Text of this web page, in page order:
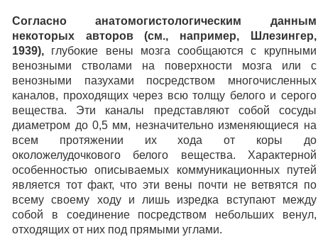
Согласно анатомогистологическим данным
некоторых авторов (см., например, Шлезингер,
1939), глубокие вены мозга сообщаются с крупными
венозными стволами на поверхности мозга или с
венозными пазухами посредством многочисленных
каналов, проходящих через всю толщу белого и серого
вещества. Эти каналы представляют собой сосуды
диаметром до 0,5 мм, незначительно изменяющиеся на
всем протяжении их хода от коры до
околожелудочкового белого вещества. Характерной
особенностью описываемых коммуникационных путей
является тот факт, что эти вены почти не ветвятся по
всему своему ходу и лишь изредка вступают между
собой в соединение посредством небольших венул,
отходящих от них под прямыми углами.